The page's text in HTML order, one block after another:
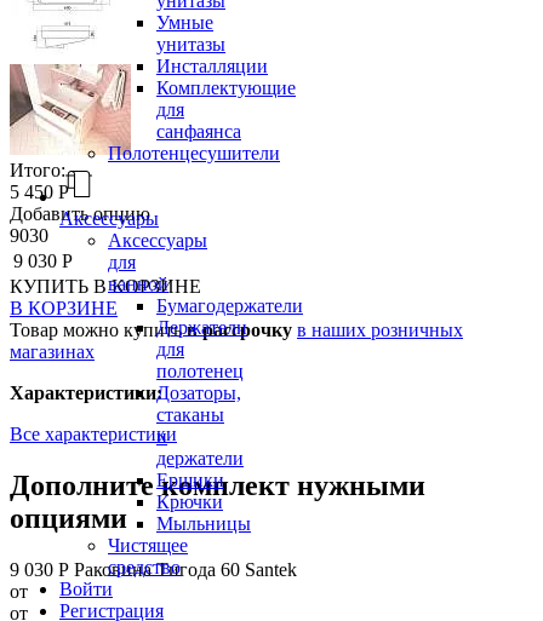
Умные
унитазы
Инсталляции
Комплектующие
для
санфаянса
Полотенцесушители
Аксессуары
Аксессуары
для
ванной
Бумагодержатели
Держатели
для
полотенец
Дозаторы,
стаканы
и
держатели
Ершики
Крючки
Мыльницы
Чистящее
средство
Войти
Регистрация
Итого:
5 450 Р
Добавить опцию
9030
9 030 Р
КУПИТЬ В КОРЗИНЕ
В КОРЗИНЕ
Товар можно купитьв рассрочку в наших розничных
магазинах
Характеристики:
Все характеристики
Дополните комплект нужными
опциями
9 030 Р Раковина Тигода 60 Santek
от
от